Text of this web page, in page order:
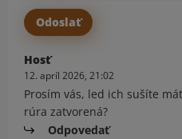
Hosť
12. apríl 2026, 21:02
Prosím vás, led ich sušíte
rúra zatvorená?
Odpovedať